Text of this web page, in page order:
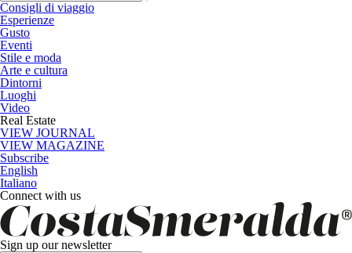
Consigli di viaggio
Esperienze
Gusto
Eventi
Stile e moda
Arte e cultura
Dintorni
Luoghi
Video
Real Estate
VIEW JOURNAL
VIEW MAGAZINE
Subscribe
English
Italiano
Connect with us
Sign up our newsletter